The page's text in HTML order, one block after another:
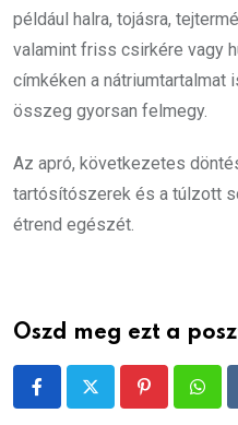
például halra, tojásra,
valamint friss csirkére vagy
címkéken a nátriumtartalmat
összeg gyorsan felmegy.
Az apró, következetes
tartósítószerek és a túlzott
étrend egészét.
Oszd meg ezt a
Pinterest